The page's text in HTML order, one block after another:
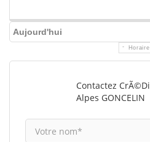
Aujourd'hui
Contactez
Alpes GONCELIN